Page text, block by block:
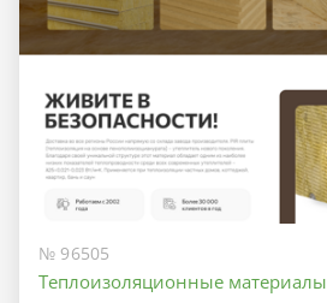
№ 96505
Теплоизоляционные материалы